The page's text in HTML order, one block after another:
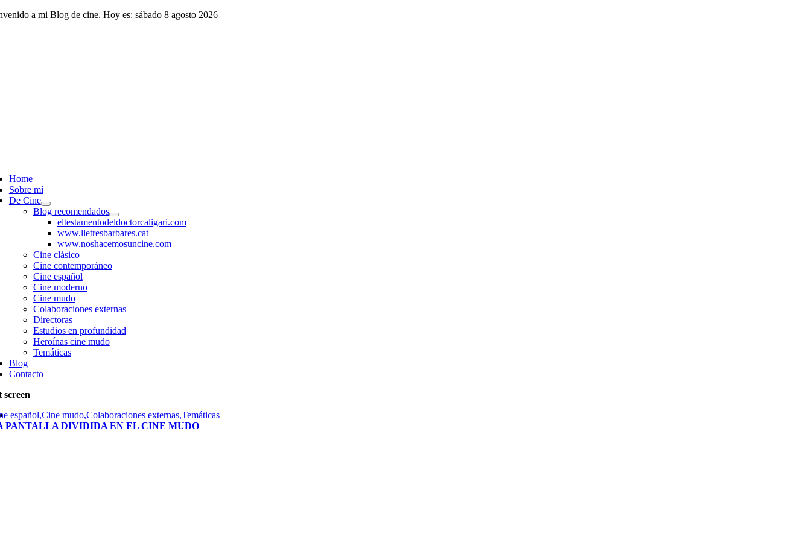
Saltar a mi Blog de cine. Hoy es: sábado 8 agosto 2026
Home
Sobre mí
De Cine
Blog recomendados
eltestamentodeldoctorcaligari.com
www.lletresbarbares.cat
www.noshacemosuncine.com
Cine clásico
Cine contemporáneo
Cine español
Cine moderno
Cine mudo
Colaboraciones externas
Directoras
Estudios en profundidad
Heroínas cine mudo
Temáticas
Blog
Contacto
screen
español,Cine mudo,Colaboraciones externas,Temáticas
PANTALLA DIVIDIDA EN EL CINE MUDO